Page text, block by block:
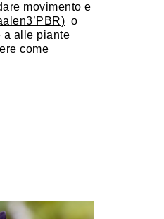
movimento e
o
a alle piante
come